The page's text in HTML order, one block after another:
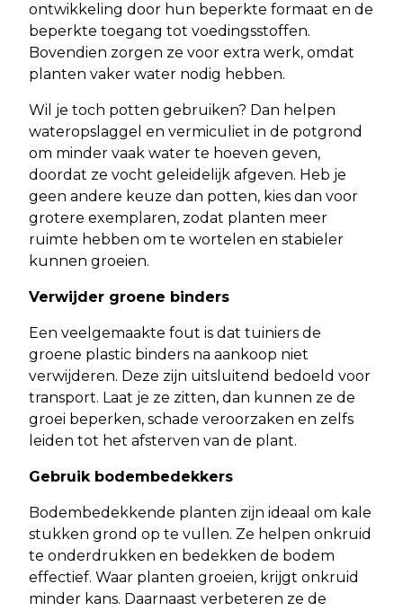
ontwikkeling door hun beperkte formaat en de
beperkte toegang tot voedingsstoffen.
Bovendien zorgen ze voor extra werk, omdat
planten vaker water nodig hebben.
Wil je toch potten gebruiken? Dan helpen
wateropslaggel en vermiculiet in de potgrond
om minder vaak water te hoeven geven,
doordat ze vocht geleidelijk afgeven. Heb je
geen andere keuze dan potten, kies dan voor
grotere exemplaren, zodat planten meer
ruimte hebben om te wortelen en stabieler
kunnen groeien.
Verwijder groene binders
Een veelgemaakte fout is dat tuiniers de
groene plastic binders na aankoop niet
verwijderen. Deze zijn uitsluitend bedoeld voor
transport. Laat je ze zitten, dan kunnen ze de
groei beperken, schade veroorzaken en zelfs
leiden tot het afsterven van de plant.
Gebruik bodembedekkers
Bodembedekkende planten zijn ideaal om kale
stukken grond op te vullen. Ze helpen onkruid
te onderdrukken en bedekken de bodem
effectief. Waar planten groeien, krijgt onkruid
minder kans. Daarnaast verbeteren ze de